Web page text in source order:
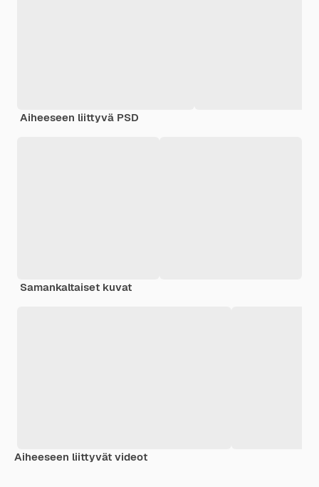
Aiheeseen liittyvä PSD
Samankaltaiset kuvat
Aiheeseen liittyvät videot